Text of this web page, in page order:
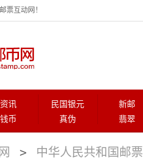
票互动网！
资讯 民国银元 新邮
钱币 真伪 翡翠
> 中华人民共和国邮票